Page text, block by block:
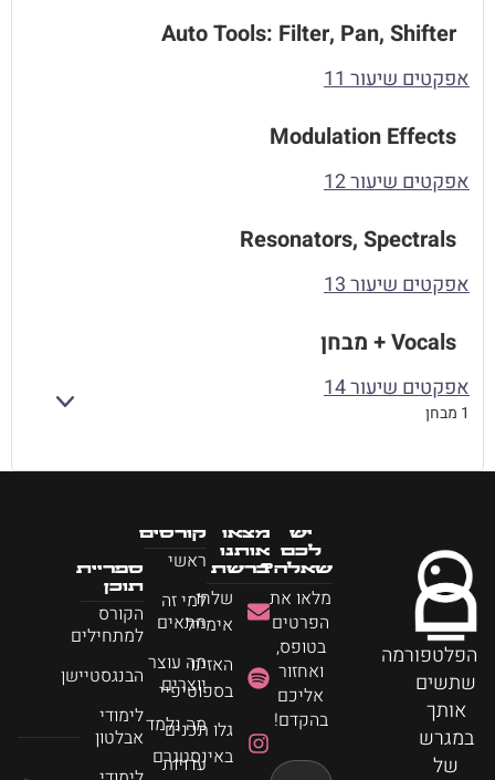
Auto Tools: Filter, Pan, Shifter
אפקטים שיעור 11
Modulation Effects
אפקטים שיעור 12
Resonators, Spectrals
אפקטים שיעור 13
Vocals + מבחן
אפקטים שיעור 14
1 מבחן
הפלטפורמה
שתשים
אותך
במגרש
של
קורסים
ראשי
למי זה
מתאים
מה עוצר
יוצרים
מה נלמד
עדויות
ספריית
תוכן
הקורס
למתחילים
הבנגסטיישן
לימודי
אבלטון
מצאו
אותנו
ברשת
שלחו
אימייל
האזינו
בספוטיפיי
גלו תכנים
באינסטגרם
יש
לכם
שאלה?
מלאו את
הפרטים
בטופס,
ואחזור
אליכם
בהקדם!